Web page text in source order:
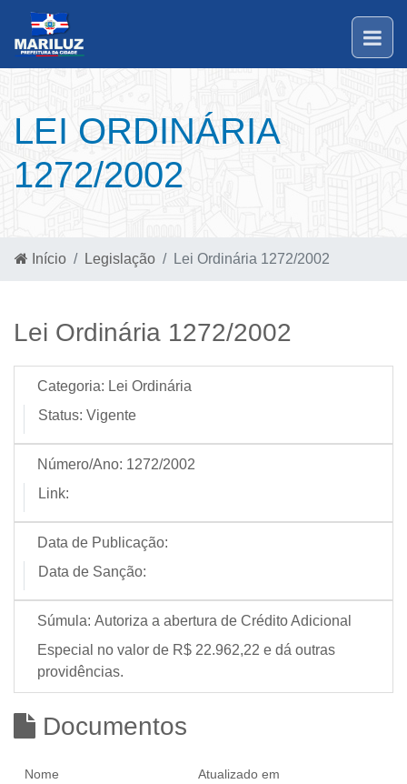
LEI ORDINÁRIA
1272/2002
Início Legislação Lei Ordinária 1272/2002
Lei Ordinária 1272/2002
Categoria: Lei Ordinária
Status: Vigente
Número/Ano: 1272/2002
Link:
Data de Publicação:
Data de Sanção:
Súmula: Autoriza a abertura de Crédito Adicional
Especial no valor de R$ 22.962,22 e dá outras
providências.
Documentos
Nome Atualizado em